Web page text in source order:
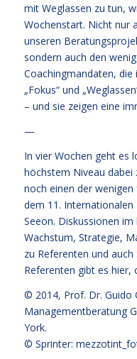
mit Weglassen zu tun,
Wochenstart. Nicht nur
unseren
sondern auch den
Coachingmandaten,
„Fokus“ und
– und sie zeigen eine
—
In vier Wochen geht es
höchstem Niveau dabei
noch einen der
dem 11.
Seeon. Diskussionen
Wachstum, Strategie,
zu Referenten und
Referenten gibt es hier,
© 2014, Prof. Dr. Guido
Managementberatung
York.
© Sprinter: